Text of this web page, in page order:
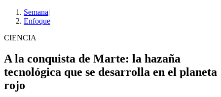
Semana|
Enfoque
CIENCIA
A la conquista de Marte: la hazaña
tecnológica que se desarrolla en el planeta
rojo